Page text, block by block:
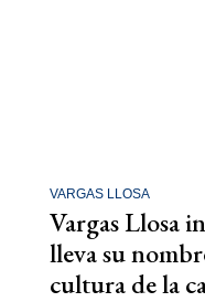
VARGAS LLOSA
Vargas Llosa
lleva su
cultura de la